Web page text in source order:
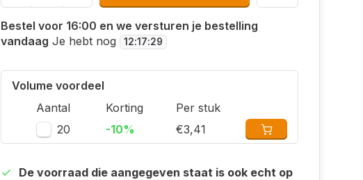
Bestel voor 16:00 en we versturen je bestelling
vandaag Je hebt nog 12:17:28
Volume voordeel
Aantal
Korting
Per stuk
20
-10% €3,41
De voorraad die aangegeven staat is ook echt op